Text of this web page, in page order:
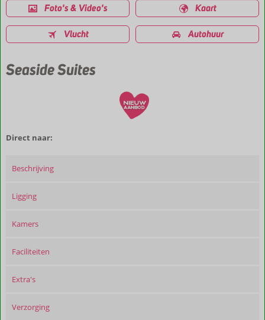
Foto's & Video's Kaart
Vlucht Autohuur
Seaside Suites
Direct naar:
Beschrijving
Ligging
Kamers
Faciliteiten
Extra's
Verzorging